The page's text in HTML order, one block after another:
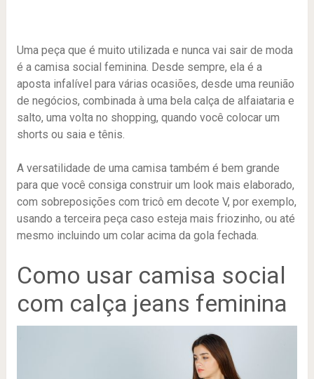
Uma peça que é muito utilizada e nunca vai sair de moda
é a camisa social feminina. Desde sempre, ela é a
aposta infalível para várias ocasiões, desde uma reunião
de negócios, combinada à uma bela calça de alfaiataria e
salto, uma volta no shopping, quando você colocar um
shorts ou saia e tênis.
A versatilidade de uma camisa também é bem grande
para que você consiga construir um look mais elaborado,
com sobreposições com tricô em decote V, por exemplo,
usando a terceira peça caso esteja mais friozinho, ou até
mesmo incluindo um colar acima da gola fechada.
Como usar camisa social
com calça jeans feminina